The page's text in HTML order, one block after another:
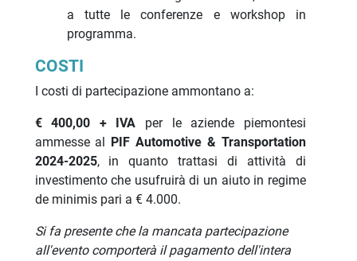
a tutte le conferenze e workshop in
programma.
COSTI
I costi di partecipazione ammontano a:
€ 400,00 + IVA per le aziende piemontesi
ammesse al
PIF Automotive & Transportation
2024-2025, in quanto trattasi di attività di
investimento che usufruirà di un aiuto in regime
de minimis pari a € 4.000.
Si fa presente che la mancata partecipazione
all'evento comporterà il pagamento dell'intera